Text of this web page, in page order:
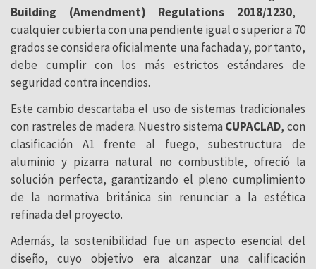
Building (Amendment) Regulations 2018/1230,
cualquier cubierta con una pendiente igual o superior a 70
grados se considera oficialmente una fachada y, por tanto,
debe cumplir con los más estrictos estándares de
seguridad contra incendios.
Este cambio descartaba el uso de sistemas tradicionales
con rastreles de madera. Nuestro sistema CUPACLAD, con
clasificación A1 frente al fuego, subestructura de
aluminio y pizarra natural no combustible, ofreció la
solución perfecta, garantizando el pleno cumplimiento
de la normativa británica sin renunciar a la estética
refinada del proyecto.
Además, la sostenibilidad fue un aspecto esencial del
diseño, cuyo objetivo era alcanzar una calificación